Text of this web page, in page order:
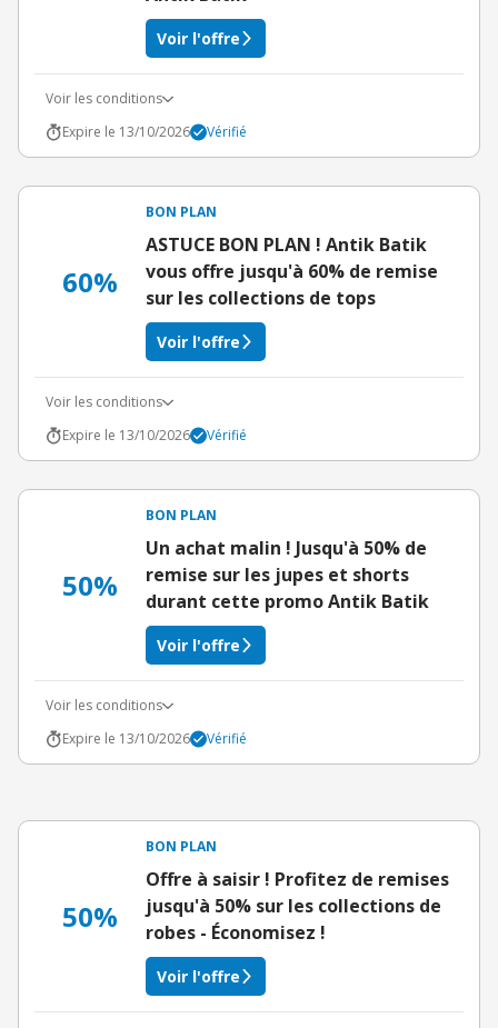
Voir l'offre
Voir les conditions
Expire le 13/10/2026
Vérifié
60%
BON PLAN
ASTUCE BON PLAN ! Antik Batik
vous offre jusqu'à 60% de remise
sur les collections de tops
Voir l'offre
Voir les conditions
Expire le 13/10/2026
Vérifié
50%
BON PLAN
Un achat malin ! Jusqu'à 50% de
remise sur les jupes et shorts
durant cette promo Antik Batik
Voir l'offre
Voir les conditions
Expire le 13/10/2026
Vérifié
50%
BON PLAN
Offre à saisir ! Profitez de remises
jusqu'à 50% sur les collections de
robes - Économisez !
Voir l'offre